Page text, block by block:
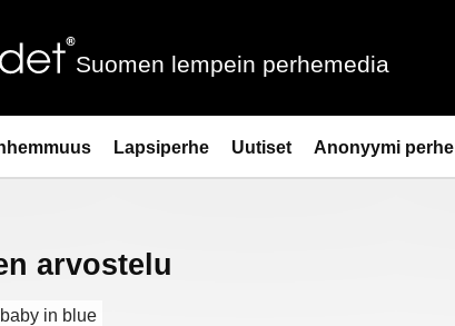
Suomen lempein perhemedia
Lapsiperhe Uutiset Anonyymi perhe
arvostelu